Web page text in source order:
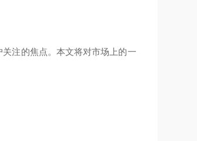
注的焦点。本文将对市场上的一